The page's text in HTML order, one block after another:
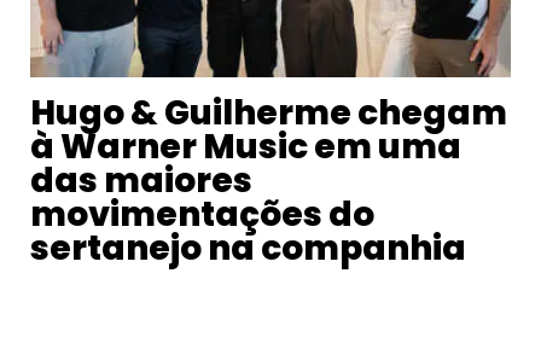
Hugo & Guilherme chegam
à Warner Music em uma
das maiores
movimentações do
sertanejo na companhia